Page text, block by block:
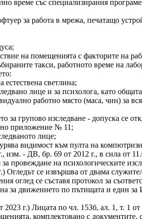
време със специализирания
за работа в мрежа, печатащо
на помещенията с факторите на
такси, работното време на
естествена светлина;
лице и за психолога, като
работно място (маса, чин) за
групово изследване - допуска се
приложение № 11;
лице;
видимост към пулта на
- ДВ, бр. 69 от 2012 г., в сила от
провеждане на психологическите
се извършва от двама
оглед се съставя протокол за
за движението по пътищата и един
г.) Лицата по чл. 153б, ал. 1, т. 1 от
комплектовано с документите,